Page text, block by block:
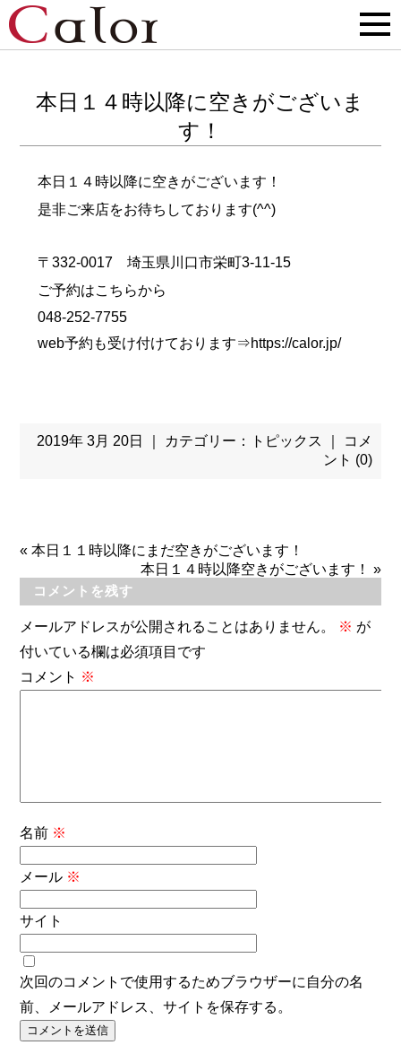
本日１４時以降に空きがございま
す！
本日１４時以降に空きがございます！
是非ご来店をお待ちしております(^^)
〒332-0017 埼玉県川口市栄町3-11-15
ご予約はこちらから
048-252-7755
web予約も受け付けております⇒https://calor.jp/
2019年 3月 20日 ｜ カテゴリー： トピックス
コメ
ント (0)
«本日１１時以降にまだ空きがございます！
本日１４時以降空きがございます！
»
コメントを残す
メールアドレスが公開されることはありません。 ※ が
付いている欄は必須項目です
コメント ※
名前 ※
メール ※
サイト
次回のコメントで使用するためブラウザーに自分の名
前、メールアドレス、サイトを保存する。